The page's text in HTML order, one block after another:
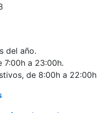
del año.
7:00h a 23:00h.
de 8:00h a